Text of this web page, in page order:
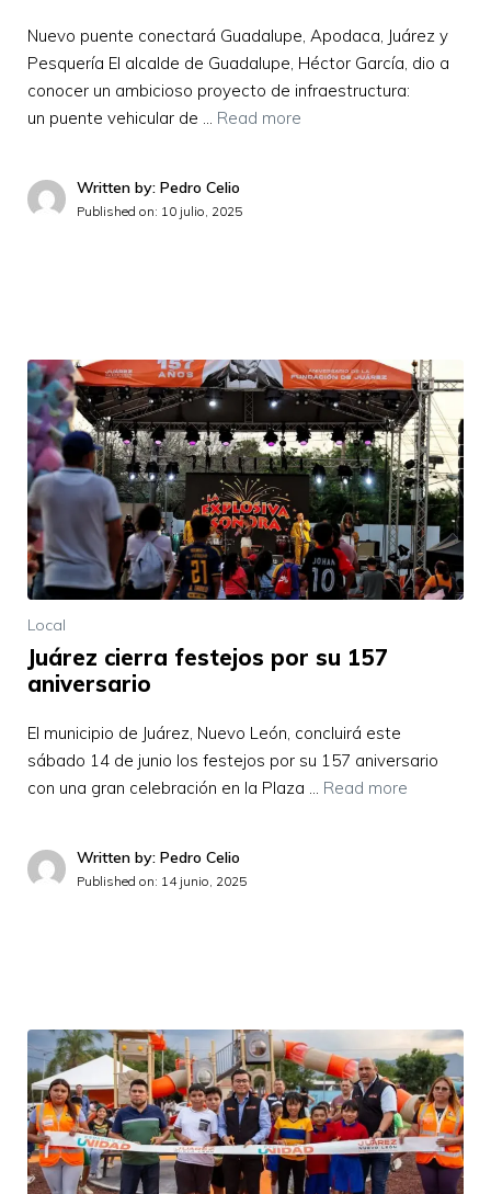
Nuevo puente conectará Guadalupe, Apodaca, Juárez y
Pesquería El alcalde de Guadalupe, Héctor García, dio a
conocer un ambicioso proyecto de infraestructura:
un puente vehicular de … Read more
Written by: Pedro Celio
Published on: 10 julio, 2025
Local
Juárez cierra festejos por su 157
aniversario
El municipio de Juárez, Nuevo León, concluirá este
sábado 14 de junio los festejos por su 157 aniversario
con una gran celebración en la Plaza … Read more
Written by: Pedro Celio
Published on: 14 junio, 2025